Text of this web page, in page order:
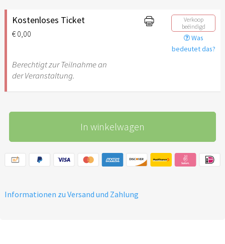
Kostenloses Ticket
€ 0,00
Verkoop
beëindigd
Was
bedeutet das?
Berechtigt zur Teilnahme an
der Veranstaltung.
In winkelwagen
Informationen zu Versand und Zahlung